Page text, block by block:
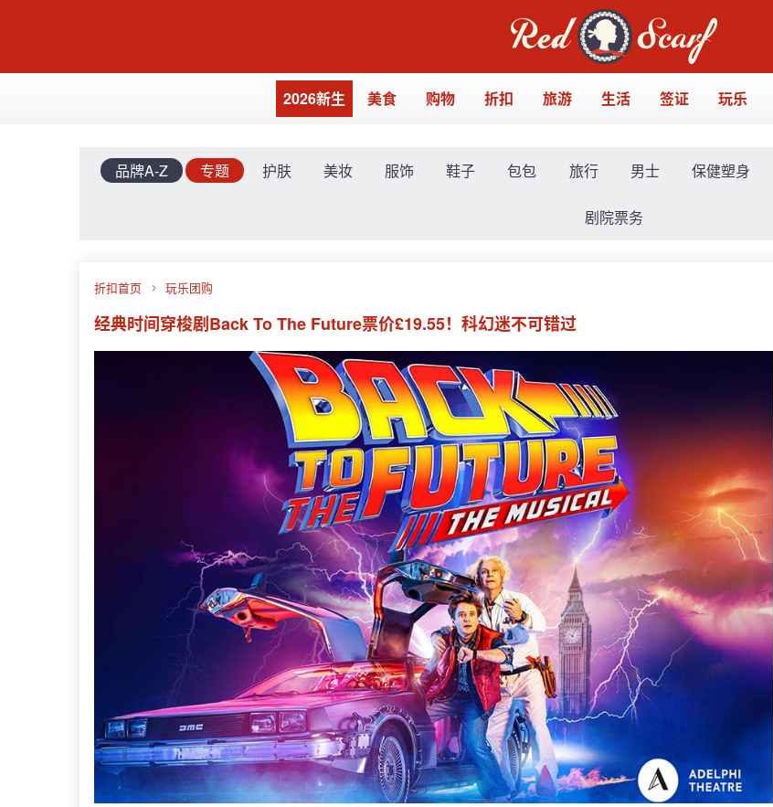
2026新生 美食 购物 折扣 旅游 生活 签证 玩乐
品牌A-Z 专题 护肤 美妆 服饰 鞋子 包包 旅行 男士 保健塑身
剧院票务
折扣首页 玩乐团购
经典时间穿梭剧Back To The Future票价£19.55！科幻迷不可错过